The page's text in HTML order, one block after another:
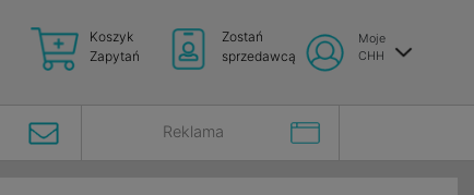
Koszyk
Zapytań
Zostań
sprzedawcą
Moje
CHH
Reklama